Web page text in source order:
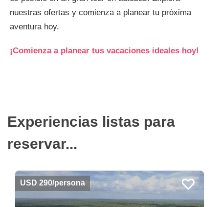
nuestras ofertas y comienza a planear tu próxima
aventura hoy.
¡Comienza a planear tus vacaciones ideales hoy!
Experiencias listas para
reservar...
USD 290/persona